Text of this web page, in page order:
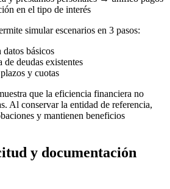
en el tipo de interés
simular escenarios en 3 pasos:
básicos
de deudas existentes
y cuotas
que la eficiencia financiera no
Al conservar la entidad de referencia,
y mantienen beneficios
y documentación